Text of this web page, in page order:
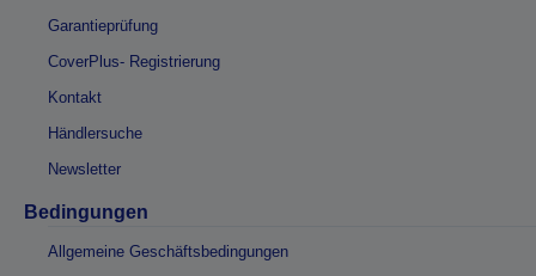
Garantieprüfung
CoverPlus- Registrierung
Kontakt
Händlersuche
Newsletter
Bedingungen
Allgemeine Geschäftsbedingungen